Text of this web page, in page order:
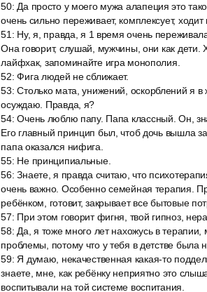
50: Да просто у моего мужа алапеция это
очень сильно переживает, комплексует,
51 : Ну, я, правда, я 1 время очень
Она говорит, слушай, мужчины, они как
лайфхак, запоминайте игра монополия.
52:Фига людей не сближает.
53:Столько мата, унижений, оскорблений я
осуждаю. Правда, я?
54:Очень люблю папу. Папа классный. Он,
Его главный принцип был, чтоб дочь вышла
папа оказался нифига.
55: Не принципиальные.
56:Знаете, я правда считаю, что
очень важно. Особенно семейная терапия.
ребёнком, готовит, закрывает все бытовые
57: При этом говорит фигня, твой гипноз,
58: Да, я тоже много лет нахожусь в терапии,
проблемы, потому что у тебя в детстве была
59: Я думаю, некачественная какая-то
знаете, мне, как ребёнку неприятно это
воспитывали на той системе воспитания.